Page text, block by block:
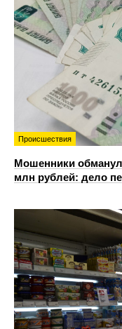
Происшествия
Мошенники
млн рублей: дело